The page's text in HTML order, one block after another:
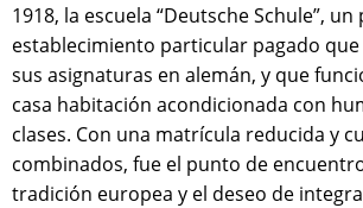
1918, la escuela “Deutsche Schule”,
establecimiento particular pagado
sus asignaturas en alemán, y que
casa habitación acondicionada con
clases. Con una matrícula reducida y
combinados, fue el punto de
tradición europea y el deseo de